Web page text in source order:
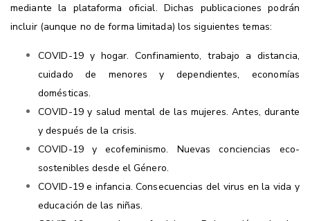
mediante la plataforma oficial. Dichas publicaciones podrán
incluir (aunque no de forma limitada) los siguientes temas:
COVID-19 y hogar. Confinamiento, trabajo a distancia,
cuidado de menores y dependientes, economías
domésticas.
COVID-19 y salud mental de las mujeres. Antes, durante
y después de la crisis.
COVID-19 y ecofeminismo. Nuevas conciencias eco-
sostenibles desde el Género.
COVID-19 e infancia. Consecuencias del virus en la vida y
educación de las niñas.